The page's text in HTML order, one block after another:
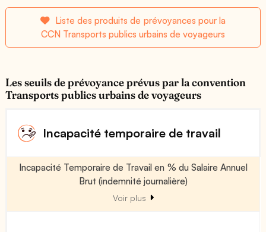
Liste des produits de prévoyances pour la
CCN Transports publics urbains de voyageurs
Les seuils de prévoyance prévus par la convention
Transports publics urbains de voyageurs
Incapacité temporaire de travail
Incapacité Temporaire de Travail en % du Salaire Annuel
Brut (indemnité journalière)
Voir plus